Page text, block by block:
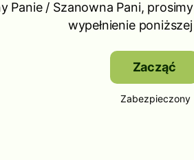
Panie / Szanowna Pani,
wypełnienie
Zacząć
Zabezpieczony